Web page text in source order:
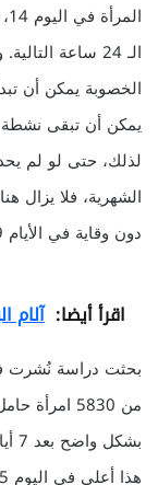
الـ 24 ساعة
الخصوبة يمكن أن
الشهرية، فلا يزال
دون وقاية في الأيام 9 إلى 13.
اقرأ أيضا: آلام
من 5830